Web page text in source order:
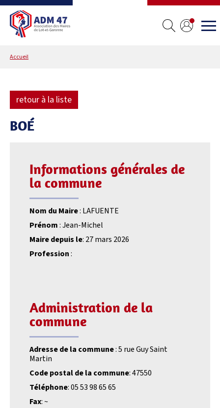
Accueil
retour à la liste
BOÉ
Informations générales de
la commune
Nom du Maire: LAFUENTE
Prénom: Jean-Michel
Maire depuis le: 27 mars 2026
Profession:
Administration de la
commune
Adresse de la commune: 5 rue Guy Saint
Martin
Code postal de la commune: 47550
Téléphone: 05 53 98 65 65
Fax: ~